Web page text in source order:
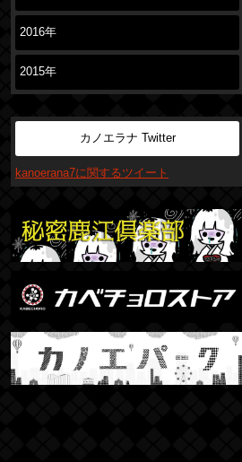
2016年
2015年
カノエラナ Twitter
kanoerana7に関するツイート